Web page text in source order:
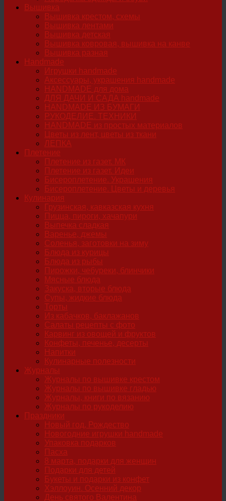
Вышивка
Вышивка крестом, схемы
Вышивка лентами
Вышивка детская
Вышивка ковровая, вышивка на канве
Вышивка разная
Handmade
Игрушки handmade
Аксессуары, украшения handmade
HANDMADE для дома
ДЛЯ ДАЧИ И САДА handmade
HANDMADE ИЗ БУМАГИ
РУКОДЕЛИЕ. ТЕХНИКИ
HANDMADE из простых материалов
Цветы из лент, цветы из ткани
ЛЕПКА
Плетение
Плетение из газет. МК
Плетение из газет. Идеи
Бисероплетение. Украшения
Бисероплетение. Цветы и деревья
Кулинария
Грузинская, кавказская кухня
Пицца, пироги, хачапури
Выпечка сладкая
Варенье, джемы
Соленья, заготовки на зиму
Блюда из курицы
Блюда из рыбы
Пирожки, чебуреки, блинчики
Мясные блюда
Закуска, вторые блюда
Супы, жидкие блюда
Торты
Из кабачков, баклажанов
Салаты рецепты с фото
Карвинг из овощей и фруктов
Конфеты, печенье, десерты
Напитки
Кулинарные полезности
Журналы
Журналы по вышивке крестом
Журналы по вышивке гладью
Журналы, книги по вязанию
Журналы по рукоделию
Праздники
Новый год, Рождество
Новогодние игрушки handmade
Упаковка подарков
Пасха
8 марта, подарки для женщин
Подарки для детей
Букеты и подарки из конфет
Хэллоуин. Осенний декор
День святого Валентина